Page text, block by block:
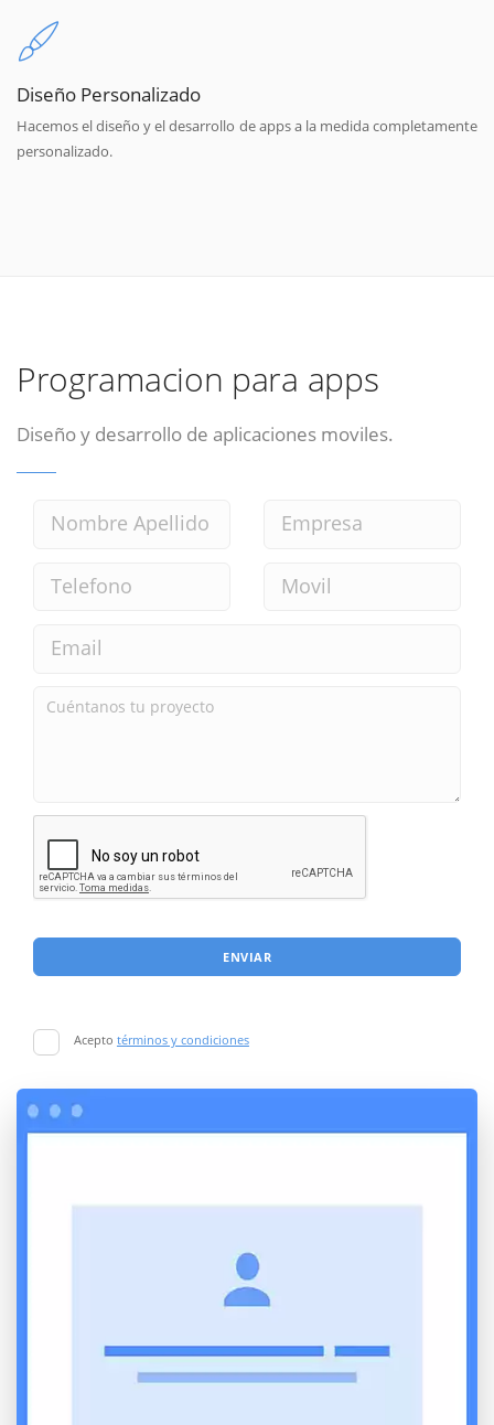
Diseño Personalizado
Hacemos el diseño y el desarrollo de apps a la medida completamente
personalizado.
Programacion para apps
Diseño y desarrollo de aplicaciones moviles.
ENVIAR
Acepto términos y condiciones